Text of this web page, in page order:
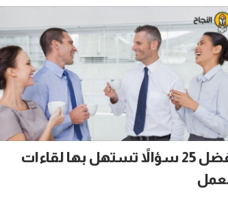
أفضل 25 سؤالاً تستهل بها لقاءات